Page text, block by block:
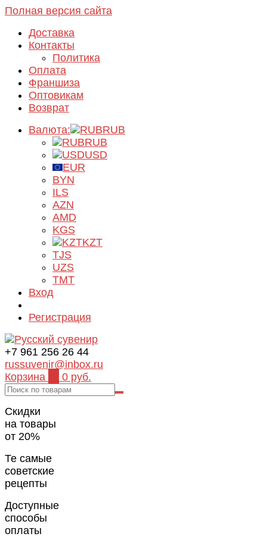
Полная версия сайта
Доставка
Контакты
Политика
Оплата
Франшиза
Оптовикам
Возврат
Валюта:
RUB
RUB
USD
EUR
BYN
ILS
AZN
AMD
KGS
KZT
TJS
UZS
TMT
Вход
Регистрация
+7 961 256 26 44
russuvenir@inbox.ru
Корзина
0 руб.
Скидки
на товары
от 20%
Те самые
советские
рецепты
Доступные
способы
оплаты